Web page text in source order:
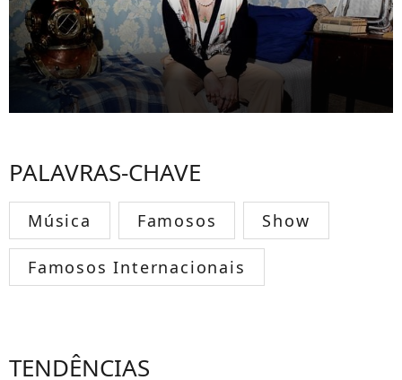
PALAVRAS-CHAVE
Música Famosos Show
Famosos Internacionais
TENDÊNCIAS